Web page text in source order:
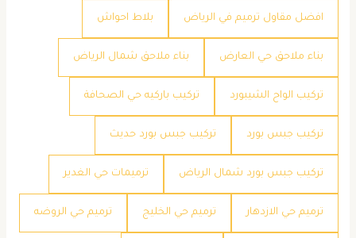
افضل مقاول ترميم في الرياض بلاط احواش
بناء ملاحق حي العارض بناء ملاحق شمال الرياض
تركيب الواح الشيبورد تركيب باركيه حي الصحافة
تركيب جبس بورد تركيب جبس بورد حديث
تركيب جبس بورد شمال الرياض ترميمات حي الغدير
ترميم حي الازدهار ترميم حي الخليج ترميم حي الروضه